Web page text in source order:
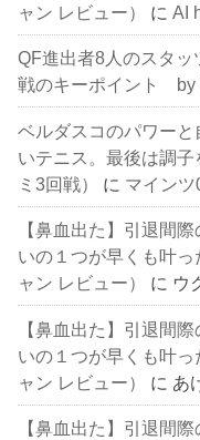
ャン レビュー）
にAI
QF進出者8人のスタ
戦のキーポイント by
ベルダスコのパワー
いテニス。最後は調
ミ3回戦）
に マイン
【鼻血出た】引退間
いの１つが早くも叶
ャン レビュー）
に ウ
【鼻血出た】引退間
いの１つが早くも叶
ャン レビュー）
に あ
【鼻血出た】引退間